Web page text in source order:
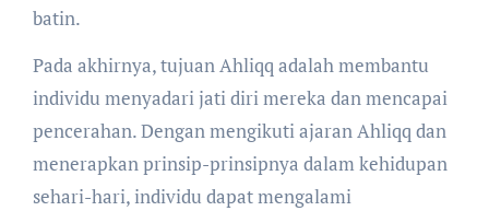
batin.
Pada akhirnya, tujuan Ahliqq adalah membantu
individu menyadari jati diri mereka dan mencapai
pencerahan. Dengan mengikuti ajaran Ahliqq dan
menerapkan prinsip-prinsipnya dalam kehidupan
sehari-hari, individu dapat mengalami